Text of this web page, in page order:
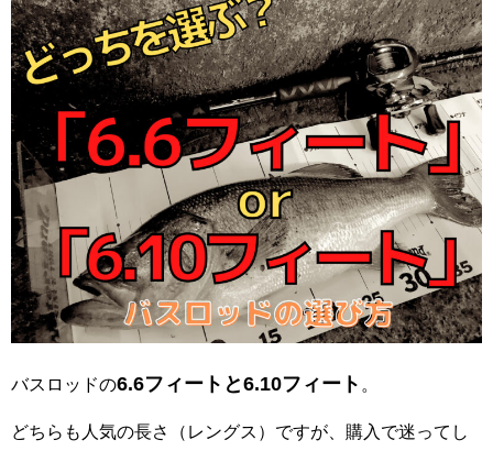
バスロッドの6.6フィートと6.10フィート 。
どちらも人気の長さ（レングス）ですが、購入で迷ってし